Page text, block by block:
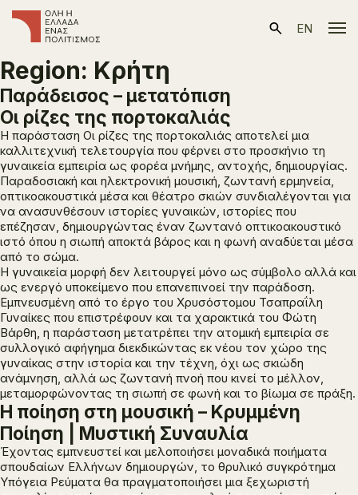
EN
Region: Κρήτη
Παράδεισος – μετατόπιση
Οι ρίζες της πορτοκαλιάς
Η παράσταση Οι ρίζες της πορτοκαλιάς αποτελεί μια
καλλιτεχνική τελετουργία που φέρνει στο προσκήνιο τη
γυναικεία εμπειρία ως φορέα μνήμης, αντοχής, δημιουργίας.
Παραδοσιακή και ηλεκτρονική μουσική, ζωντανή ερμηνεία,
οπτικοακουστικά μέσα και θέατρο σκιών συνδιαλέγονται για
να ανασυνθέσουν ιστορίες γυναικών, ιστορίες που
επέζησαν, δημιουργώντας έναν ζωντανό οπτικοακουστικό
ιστό όπου η σιωπή αποκτά βάρος και η φωνή αναδύεται μέσα
από το σώμα.
Η γυναικεία μορφή δεν λειτουργεί μόνο ως σύμβολο αλλά και
ως ενεργό υποκείμενο που επανεπινοεί την παράδοση.
Εμπνευσμένη από το έργο του Χρυσόστομου Τσαπραΐλη
Γυναίκες που επιστρέφουν και τα χαρακτικά του Φώτη
Βάρθη, η παράσταση μετατρέπει την ατομική εμπειρία σε
συλλογικό αφήγημα διεκδικώντας εκ νέου τον χώρο της
γυναίκας στην ιστορία και την τέχνη, όχι ως σκιώδη
ανάμνηση, αλλά ως ζωντανή πνοή που κινεί το μέλλον,
μεταμορφώνοντας τη σιωπή σε φωνή και το βίωμα σε πράξη.
Η ποίηση στη μουσική – Κρυμμένη
Ποίηση | Μυστική Συναυλία
Έχοντας εμπνευστεί και μελοποιήσει μοναδικά ποιήματα
σπουδαίων Ελλήνων δημιουργών, το θρυλικό συγκρότημα
Υπόγεια Ρεύματα θα πραγματοποιήσει μια ξεχωριστή